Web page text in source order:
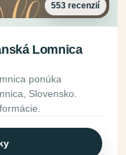
553 recenzií
Lomnica
ponúka
Slovensko.